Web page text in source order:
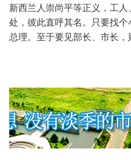
新西兰人崇尚平等正义，工
处，彼此直呼其名。只要找
总理。至于要见部长、市长，